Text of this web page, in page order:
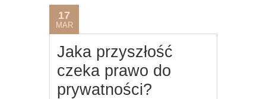
17
MAR
Jaka przyszłość
czeka prawo do
prywatności?